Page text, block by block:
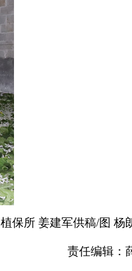
植保所 姜建军供稿/图 杨
责任编辑：